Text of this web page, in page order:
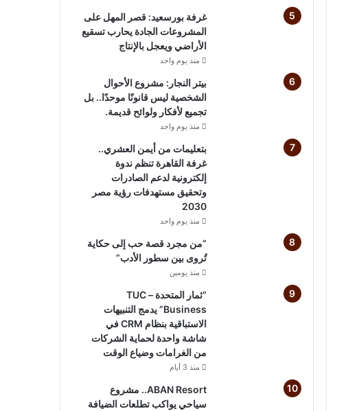
غرفة بورسعيد: قصر المهل على
المشروعات الجادة يحارب تسقيع
الأراضي ويعجل بالإنتاج
منذ يوم واحد
بيتر النجار: مشروع الأحوال
الشخصية ليس قانونًا موحدًا.. بل
تجميع لأفكار ولوائح قديمة.
منذ يوم واحد
بتعليمات من أيمن العشري..
غرفة القاهرة تنظم ندوة
إلكترونية لدعم الصادرات
وتحقيق مستهدفات رؤية مصر
2030
منذ يوم واحد
“من مجرد قصة حب إلى حكاية
تُروى بين سطور الأدب”
منذ يومين
“ثمار المتحدة – TUC
Business” يدمج التنبيهات
الاستباقية بنظام CRM في
شاشة واحدة لحماية الشركات
من الغرامات وضياع الوقت
منذ 3 أيام
ABAN Resort.. مشروع
سياحي يواكب تطلعات الضيافة